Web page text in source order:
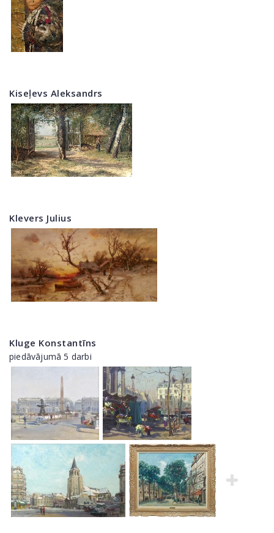
Kiseļevs Aleksandrs
Klevers Julius
Kluge Konstantīns
piedāvājumā 5 darbi